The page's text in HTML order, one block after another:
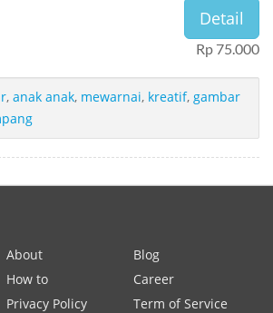
Detail
Rp 75.000
, anak anak, mewarnai, kreatif, gambar
About
Blog
How to
Career
Privacy Policy
Term of Service